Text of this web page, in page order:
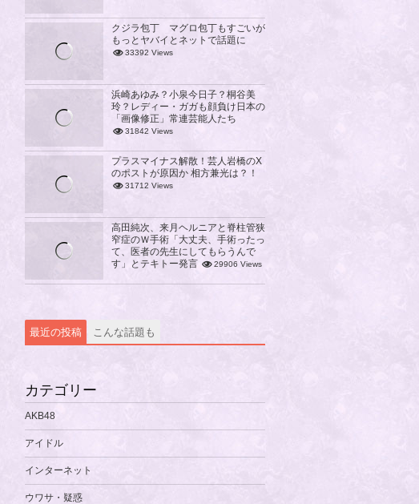
クジラ包丁 マグロ包丁もすごいが
もっとヤバイとネットで話題に
33392 Views
浜崎あゆみ？小泉今日子？桐谷美
玲？レディー・ガガも顔負け日本の
「画像修正」常連芸能人たち
31842 Views
プラスマイナス解散！芸人岩橋のX
のポストが原因か 相方兼光は？！
31712 Views
高田純次、来月ヘルニアと脊柱管狭
窄症のＷ手術「大丈夫、手術ったっ
て、医者の先生にしてもらうんで
す」とテキトー発言
29906 Views
最近の投稿 こんな話題も
カテゴリー
AKB48
アイドル
インターネット
ウワサ・疑惑